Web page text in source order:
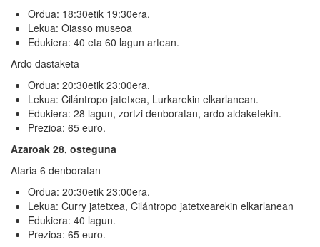
Ordua: 18:30etik 19:30era.
Lekua: Oiasso museoa
Edukiera: 40 eta 60 lagun artean.
Ardo dastaketa
Ordua: 20:30etik 23:00era.
Lekua: Cilántropo jatetxea, Lurkarekin elkarlanean.
Edukiera: 28 lagun, zortzi denboratan, ardo aldaketekin.
Prezioa: 65 euro.
Azaroak 28, osteguna
Afaria 6 denboratan
Ordua: 20:30etik 23:00era.
Lekua: Curry jatetxea, Cilántropo jatetxearekin elkarlanean
Edukiera: 40 lagun.
Prezioa: 65 euro.